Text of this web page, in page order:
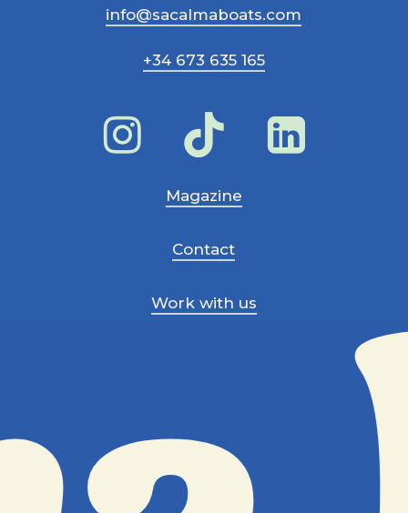
info@sacalmaboats.com
+34 673 635 165
Magazine
Contact
Work with us